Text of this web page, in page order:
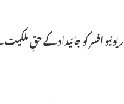
افسر کو جائیداد کے حقِ ملکیت